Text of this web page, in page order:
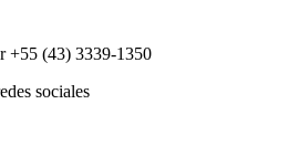
+55 (43) 3339-1350
sociales